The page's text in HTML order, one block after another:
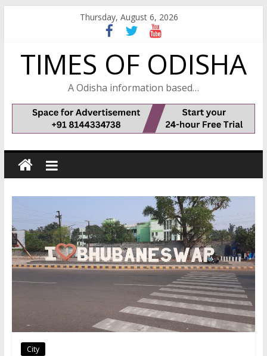
Thursday, August 6, 2026
TIMES OF ODISHA
A Odisha information based…
City